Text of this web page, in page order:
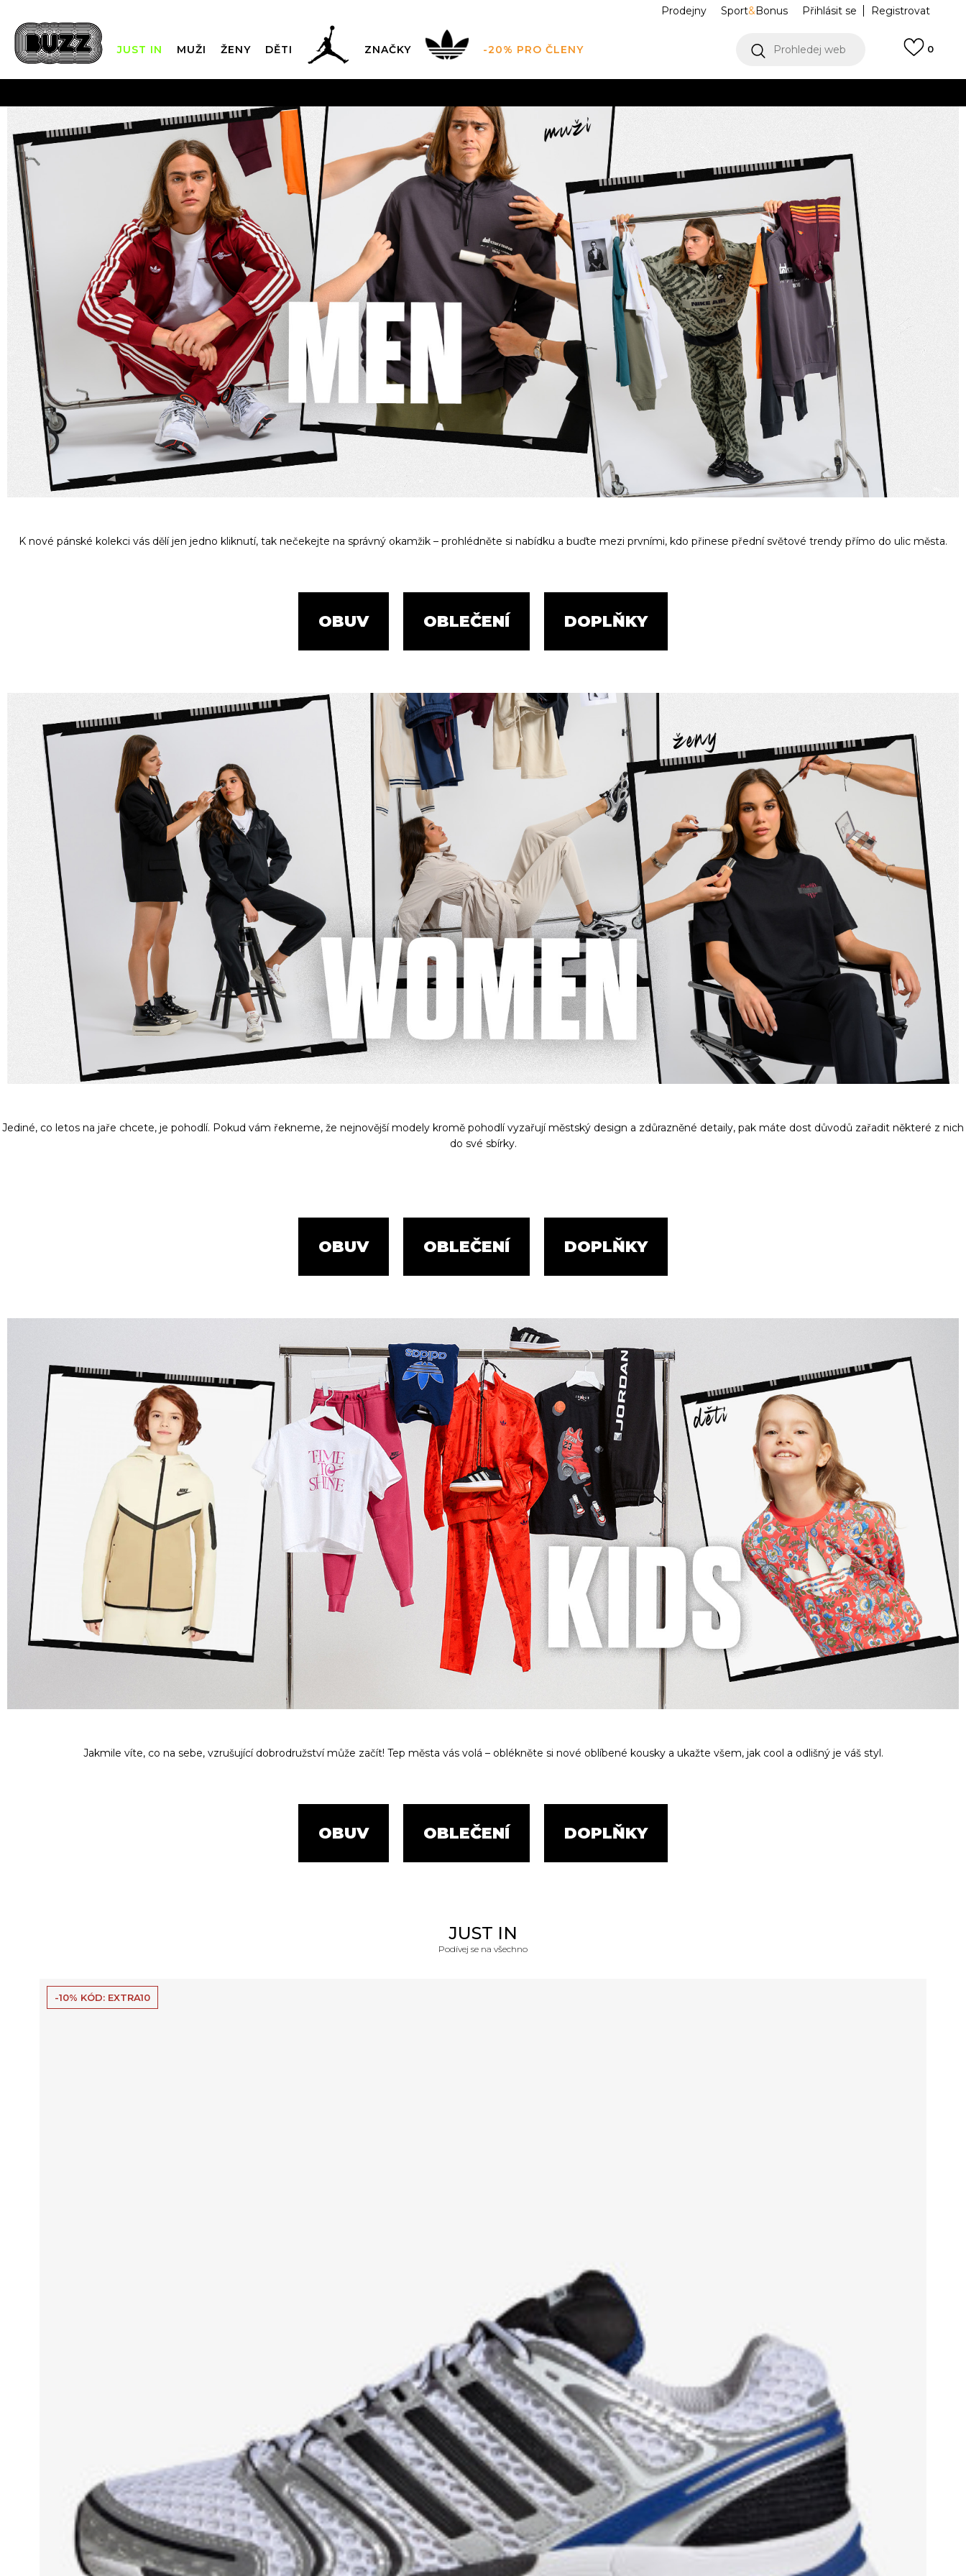
Přihlásit se Registrovat
Prodejny Sport&Bonus
JUST IN MUŽI ŽENY DĚTI ZNAČKY -20% PRO ČLENY Prohledej web 0
DOPRAVA ZDARMA pro objednávky nad 2.500 Kč (neplatí pro Click&Collect)
K nové pánské kolekci vás dělí jen jedno kliknutí, tak nečekejte na správný okamžik – prohlédněte si nabídku a buďte mezi prvními, kdo přinese přední světové trendy přímo do ulic města.
OBUV OBLEČENÍ DOPLŇKY
Jediné, co letos na jaře chcete, je pohodlí. Pokud vám řekneme, že nejnovější modely kromě pohodlí vyzařují městský design a zdůrazněné detaily, pak máte dost důvodů zařadit některé z nich
do své sbírky.
OBUV OBLEČENÍ DOPLŇKY
Jakmile víte, co na sebe, vzrušující dobrodružství může začít! Tep města vás volá – oblékněte si nové oblíbené kousky a ukažte všem, jak cool a odlišný je váš styl.
OBUV OBLEČENÍ DOPLŇKY
JUST IN
Podívej se na všechno
-10% KÓD: EXTRA10